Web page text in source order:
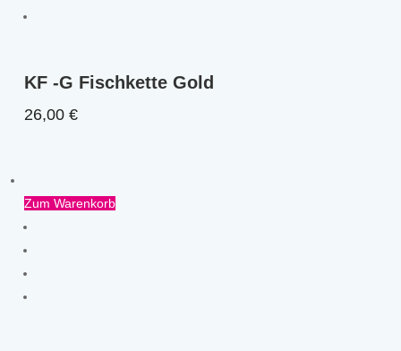
KF -G Fischkette Gold
26,00€
Zum Warenkorb